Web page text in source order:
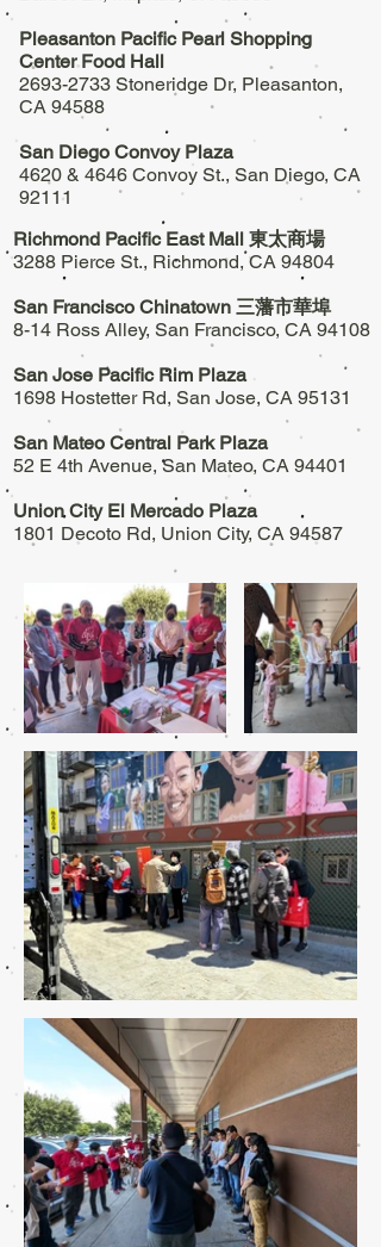
Pleasanton Pacific Pearl Shopping
Center Food Hall
2693-2733 Stoneridge Dr, Pleasanton,
CA 94588
San Diego Convoy Plaza
4620 & 4646 Convoy St., San Diego, CA
92111
Richmond Pacific East Mall 東太商場
3288 Pierce St., Richmond, CA 94804
San Francisco Chinatown 三藩市華埠
8-14 Ross Alley, San Francisco, CA 94108
San Jose Pacific Rim Plaza
1698 Hostetter Rd, San Jose, CA 95131
San Mateo Central Park Plaza
52 E 4th Avenue, San Mateo, CA 94401
Union City El Mercado Plaza
1801 Decoto Rd, Union City, CA 94587